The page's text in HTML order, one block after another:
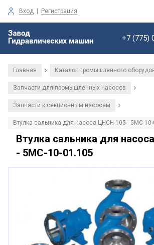
Вход | Регистрация
+7 (775)
Главная / Каталог промышленного
Запчасти для промышленных насосов /
Запчасти к секционным насосам /
Втулка сальника для насоса ЦНСН 105 - 5МС-10-
Втулка сальника для
- 5МС-10-01.105